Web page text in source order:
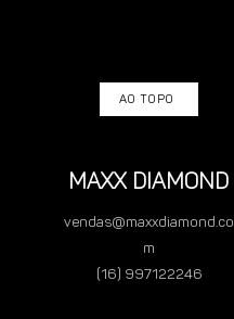
AO TOPO
MAXX DIAMOND
vendas@maxxdiamond.co
m
(16) 997122246